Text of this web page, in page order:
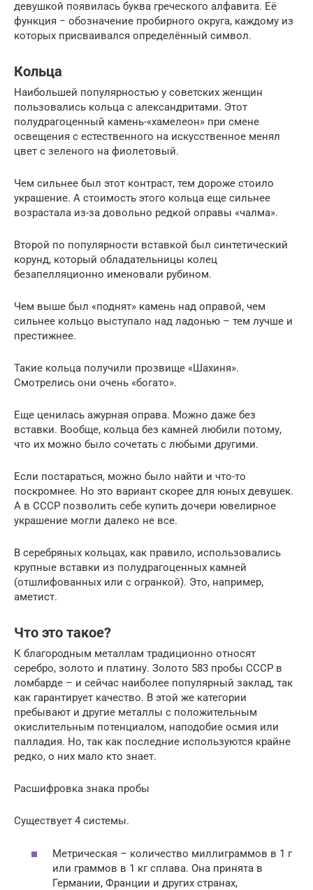
девушкой появилась буква греческого алфавита. Её
функция − обозначение пробирного округа, каждому из
которых присваивался определённый символ.
Кольца
Наибольшей популярностью у советских женщин
пользовались кольца с александритами. Этот
полудрагоценный камень-«хамелеон» при смене
освещения с естественного на искусственное менял
цвет с зеленого на фиолетовый.
Чем сильнее был этот контраст, тем дороже стоило
украшение. А стоимость этого кольца еще сильнее
возрастала из-за довольно редкой оправы «чалма».
Второй по популярности вставкой был синтетический
корунд, который обладательницы колец
безапелляционно именовали рубином.
Чем выше был «поднят» камень над оправой, чем
сильнее кольцо выступало над ладонью – тем лучше и
престижнее.
Такие кольца получили прозвище «Шахиня».
Смотрелись они очень «богато».
Еще ценилась ажурная оправа. Можно даже без
вставки. Вообще, кольца без камней любили потому,
что их можно было сочетать с любыми другими.
Если постараться, можно было найти и что-то
поскромнее. Но это вариант скорее для юных девушек.
А в СССР позволить себе купить дочери ювелирное
украшение могли далеко не все.
В серебряных кольцах, как правило, использовались
крупные вставки из полудрагоценных камней
(отшлифованных или с огранкой). Это, например,
аметист.
Что это такое?
К благородным металлам традиционно относят
серебро, золото и платину. Золото 583 пробы СССР в
ломбарде – и сейчас наиболее популярный заклад, так
как гарантирует качество. В этой же категории
пребывают и другие металлы с положительным
окислительным потенциалом, наподобие осмия или
палладия. Но, так как последние используются крайне
редко, о них мало кто знает.
Расшифровка знака пробы
Существует 4 системы.
Метрическая – количество миллиграммов в 1 г
или граммов в 1 кг сплава. Она принята в
Германии, Франции и других странах,